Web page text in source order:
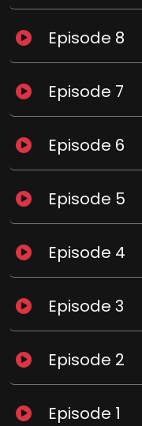
Episode 8
Episode 7
Episode 6
Episode 5
Episode 4
Episode 3
Episode 2
Episode 1